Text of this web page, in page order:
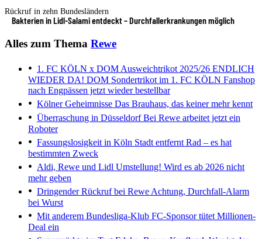
Rückruf in zehn Bundesländern
Bakterien in Lidl-Salami entdeckt – Durchfallerkrankungen möglich
Alles zum Thema Rewe
1. FC KÖLN x DOM Ausweichtrikot 2025/26 ENDLICH
WIEDER DA! DOM Sondertrikot im 1. FC KÖLN Fanshop
nach Engpässen jetzt wieder bestellbar
Kölner Geheimnisse Das Brauhaus, das keiner mehr kennt
Überraschung in DüsseldorfBei Rewe arbeitet jetzt ein
Roboter
Fassungslosigkeit in Köln Stadt entfernt Rad – es hat
bestimmten Zweck
Aldi, Rewe und Lidl Umstellung! Wird es ab 2026 nicht
mehr geben
Dringender Rückruf bei Rewe Achtung, Durchfall-Alarm
bei Wurst
Mit anderem Bundesliga-Klub FC-Sponsor tütet Millionen-
Deal ein